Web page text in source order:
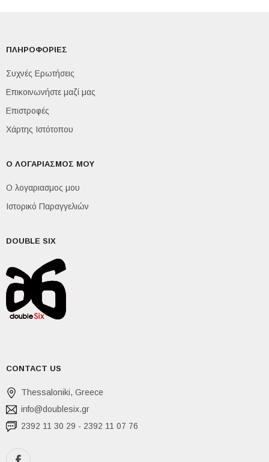
ΠΛΗΡΟΦΟΡΙΕΣ
Συχνές Ερωτήσεις
Επικοινωνήστε μαζί μας
Επιστροφές
Χάρτης Ιστότοπου
Ο ΛΟΓΑΡΙΑΣΜΟΣ ΜΟΥ
Ο λογαριασμος μου
Ιστορικό Παραγγελιών
DOUBLE SIX
CONTACT US
Thessaloniki, Greece
info@doublesix.gr
2392 11 30 29 - 2392 11 07 76